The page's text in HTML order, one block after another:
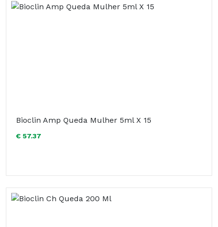
Bioclin Amp Queda Mulher 5ml X 15
€ 57.37